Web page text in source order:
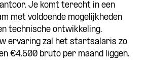
Je komt terecht in een
met voldoende mogelijkheden
technische ontwikkeling.
ervaring zal het startsalaris zo
€4.500 bruto per maand liggen.